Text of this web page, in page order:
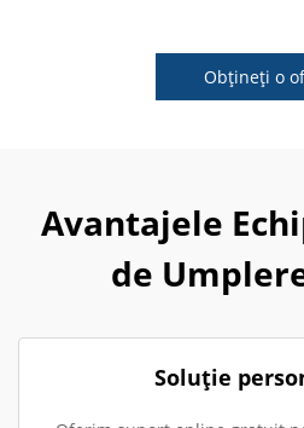
Obțineți o
Avantajele
de
Soluție